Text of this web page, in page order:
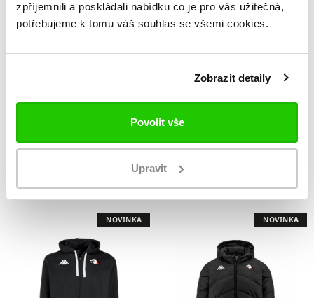
zpříjemnili a poskládali nabídku co je pro vás užitečná,
potřebujeme k tomu váš souhlas se všemi cookies.
Zobrazit detaily
Povolit vše
Upravit
Triko Orli Samolepka Orli
NOVINKA NOVINKA